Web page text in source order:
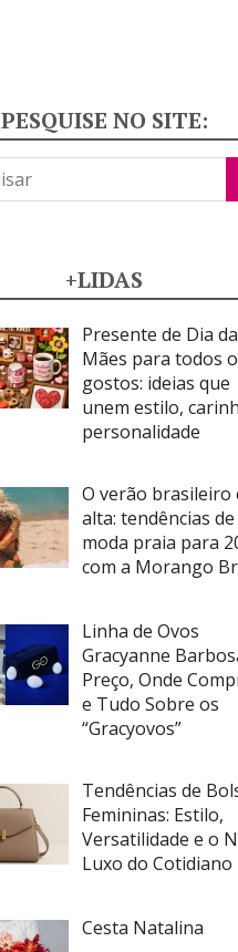
PESQUISE NO SITE:
+LIDAS
Presente de Dia
Mães para todos
gostos: ideias que
unem estilo,
personalidade
O verão brasileiro
alta: tendências de
moda praia para
com a Morango
Linha de Ovos
Gracyanne
Preço, Onde
e Tudo Sobre os
“Gracyovos”
Tendências de
Femininas: Estilo,
Versatilidade e o
Luxo do Cotidiano
Cesta Natalina